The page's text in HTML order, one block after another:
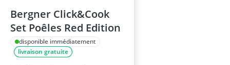
Bergner Click&Cook
Set Poêles Red Edition
disponible immédiatement
livraison gratuite